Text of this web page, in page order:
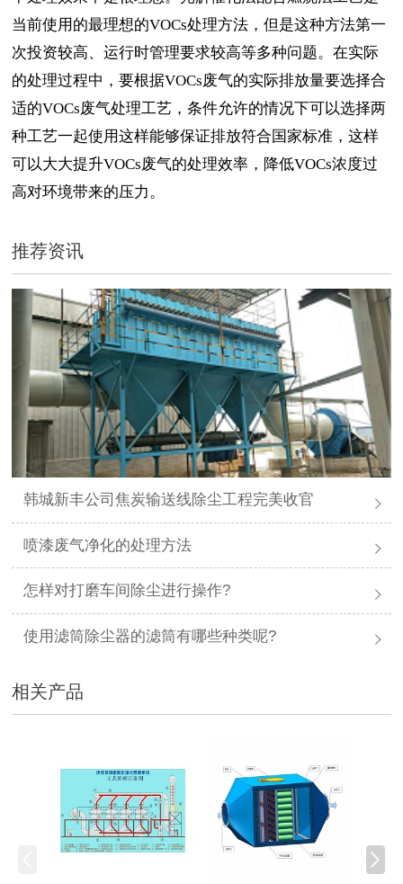
当前使用的最理想的VOCs处理方法，但是这种方法第一
次投资较高、运行时管理要求较高等多种问题。在实际
的处理过程中，要根据VOCs废气的实际排放量要选择合
适的VOCs废气处理工艺，条件允许的情况下可以选择两
种工艺一起使用这样能够保证排放符合国家标准，这样
可以大大提升VOCs废气的处理效率，降低VOCs浓度过
高对环境带来的压力。
推荐资讯
韩城新丰公司焦炭输送线除尘工程完美收官
喷漆废气净化的处理方法
怎样对打磨车间除尘进行操作?
使用滤筒除尘器的滤筒有哪些种类呢?
相关产品